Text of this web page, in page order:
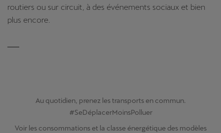
routiers ou sur circuit, à des événements sociaux et bien
plus encore.
Au quotidien, prenez les transports en commun.
#SeDéplacerMoinsPolluer
Voir les consommations et la classe énergétique des modèles